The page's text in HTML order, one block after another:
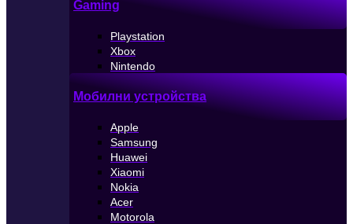
Gaming
Playstation
Xbox
Nintendo
Мобилни устройства
Apple
Samsung
Huawei
Xiaomi
Nokia
Acer
Motorola